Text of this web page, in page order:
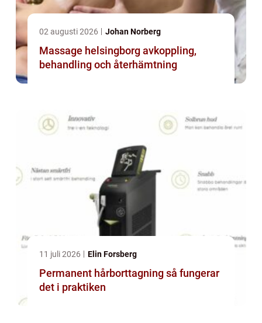
02 augusti 2026 Johan Norberg
Massage helsingborg avkoppling,
behandling och återhämtning
11 juli 2026 Elin Forsberg
Permanent hårborttagning så fungerar
det i praktiken